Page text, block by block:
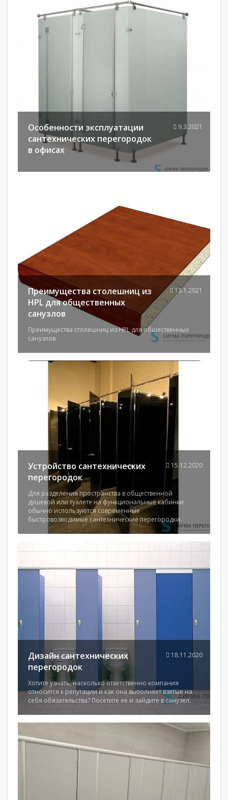
Особенности эксплуатации
сантехнических перегородок
в офисах
9.3.2021
Преимущества столешниц из
HPL для общественных
санузлов
Преимущества столешниц из HPL для общественных
санузлов
13.1.2021
Устройство сантехнических
перегородок
Для разделения пространства в общественной
душевой или туалете на функциональные кабинки
обычно используются современные
быстровозводимые сантехнические перегородки.
15.12.2020
Дизайн сантехнических
перегородок
Хотите узнать, насколько ответственно компания
относится к репутации и как она выполняет взятые на
себя обязательства? Посетите ее и зайдите в санузел.
18.11.2020